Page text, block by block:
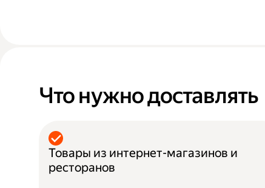
Что нужно доставлять
Товары из интернет-магазинов и
ресторанов